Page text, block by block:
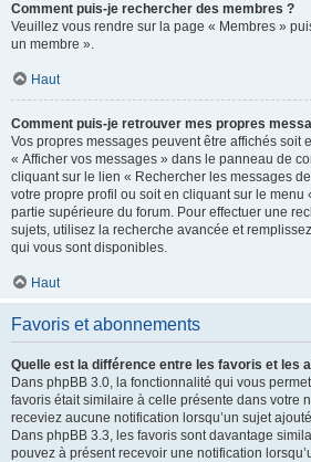
Comment puis-je rechercher des membres ?
Veuillez vous rendre sur la page « Membres »
un membre ».
Haut
Comment puis-je retrouver mes propres
Vos propres messages peuvent être affichés soit
« Afficher vos messages » dans le panneau de
cliquant sur le lien « Rechercher les messages
votre propre profil ou soit en cliquant sur le menu
partie supérieure du forum. Pour effectuer une
sujets, utilisez la recherche avancée et
qui vous sont disponibles.
Haut
Favoris et abonnements
Quelle est la différence entre les favoris et les
Dans phpBB 3.0, la fonctionnalité qui vous
favoris était similaire à celle présente dans votre
receviez aucune notification lorsqu’un sujet
Dans phpBB 3.3, les favoris sont davantage
pouvez à présent recevoir une notification